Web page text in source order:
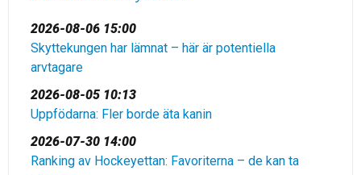
2026-08-06 15:00
Skyttekungen har lämnat – här är potentiella
arvtagare
2026-08-05 10:13
Uppfödarna: Fler borde äta kanin
2026-07-30 14:00
Ranking av Hockeyettan: Favoriterna – de kan ta